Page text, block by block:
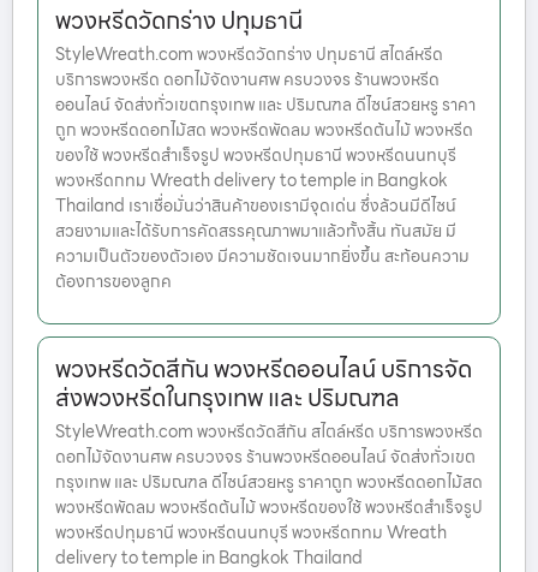
พวงหรีดวัดกร่าง ปทุมธานี
StyleWreath.com พวงหรีดวัดกร่าง ปทุมธานี สไตล์หรีด
บริการพวงหรีด ดอกไม้จัดงานศพ ครบวงจร ร้านพวงหรีด
ออนไลน์ จัดส่งทั่วเขตกรุงเทพ และ ปริมณฑล ดีไซน์สวยหรู ราคา
ถูก พวงหรีดดอกไม้สด พวงหรีดพัดลม พวงหรีดต้นไม้ พวงหรีด
ของใช้ พวงหรีดสำเร็จรูป พวงหรีดปทุมธานี พวงหรีดนนทบุรี
พวงหรีดกทม Wreath delivery to temple in Bangkok
Thailand เราเชื่อมั่นว่าสินค้าของเรามีจุดเด่น ซึ่งล้วนมีดีไซน์
สวยงามและได้รับการคัดสรรคุณภาพมาแล้วทั้งสิ้น ทันสมัย มี
ความเป็นตัวของตัวเอง มีความชัดเจนมากยิ่งขึ้น สะท้อนความ
ต้องการของลูกค
พวงหรีดวัดสีกัน พวงหรีดออนไลน์ บริการจัด
ส่งพวงหรีดในกรุงเทพ และ ปริมณฑล
StyleWreath.com พวงหรีดวัดสีกัน สไตล์หรีด บริการพวงหรีด
ดอกไม้จัดงานศพ ครบวงจร ร้านพวงหรีดออนไลน์ จัดส่งทั่วเขต
กรุงเทพ และ ปริมณฑล ดีไซน์สวยหรู ราคาถูก พวงหรีดดอกไม้สด
พวงหรีดพัดลม พวงหรีดต้นไม้ พวงหรีดของใช้ พวงหรีดสำเร็จรูป
พวงหรีดปทุมธานี พวงหรีดนนทบุรี พวงหรีดกทม Wreath
delivery to temple in Bangkok Thailand